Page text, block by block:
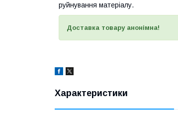
руйнування матеріалу.
Доставка товару анонімна!
Характеристики